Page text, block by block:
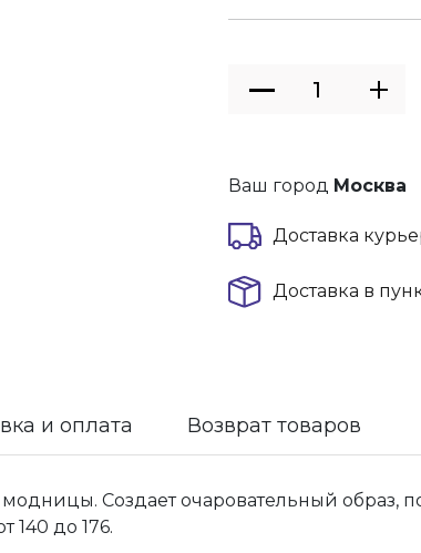
Ваш город Москва
Доставка
Доставка в
и оплата Возврат товаров
Создает очаровательный образ,
140 до 176.